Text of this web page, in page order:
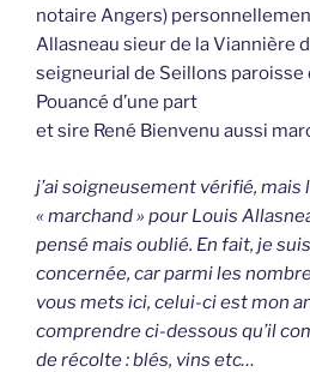
notaire Angers)
Allasneau sieur de la Viannière
seigneurial de Seillons paroisse
Pouancé d’une part
et sire René Bienvenu aussi
j’ai soigneusement vérifié, mais
« marchand » pour Louis
pensé mais oublié. En fait, je
concernée, car parmi les
vous mets ici, celui-ci est mon
comprendre ci-dessous qu’il
de récolte : blés, vins etc…